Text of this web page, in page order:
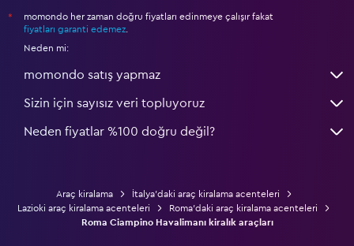
*
momondo her zaman doğru fiyatları edinmeye çalışır fakat
fiyatları garanti edemez.
Neden mi:
momondo satış yapmaz
Sizin için sayısız veri topluyoruz
Neden fiyatlar %100 doğru değil?
Araç kiralama
İtalya'daki araç kiralama acenteleri
Lazioki araç kiralama acenteleri
Roma'daki araç kiralama acenteleri
Roma Ciampino Havalimanı kiralık araçları